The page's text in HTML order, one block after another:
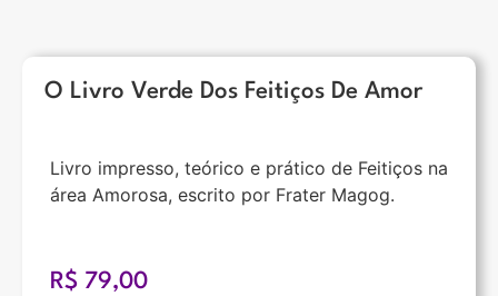
O Livro Verde Dos Feitiços De Amor
Livro impresso, teórico e prático de Feitiços na
área Amorosa, escrito por Frater Magog.
R$ 79,00